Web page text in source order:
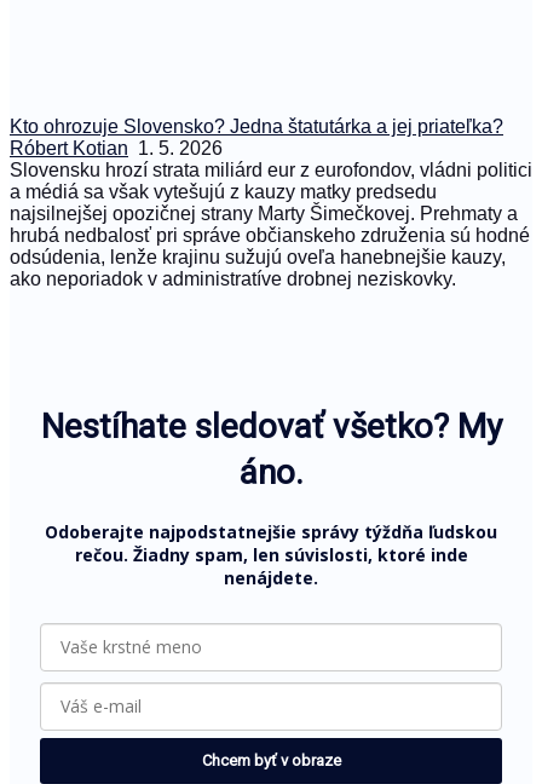
Kto ohrozuje Slovensko? Jedna štatutárka a jej priateľka?
Róbert Kotian 1. 5. 2026
Slovensku hrozí strata miliárd eur z eurofondov, vládni politici
a médiá sa však vytešujú z kauzy matky predsedu
najsilnejšej opozičnej strany Marty Šimečkovej. Prehmaty a
hrubá nedbalosť pri správe občianskeho združenia sú hodné
odsúdenia, lenže krajinu sužujú oveľa hanebnejšie kauzy,
ako neporiadok v administratíve drobnej neziskovky.
Nestíhate sledovať všetko? My
áno.
Odoberajte najpodstatnejšie správy týždňa ľudskou
rečou. Žiadny spam, len súvislosti, ktoré inde
nenájdete.
Chcem byť v obraze